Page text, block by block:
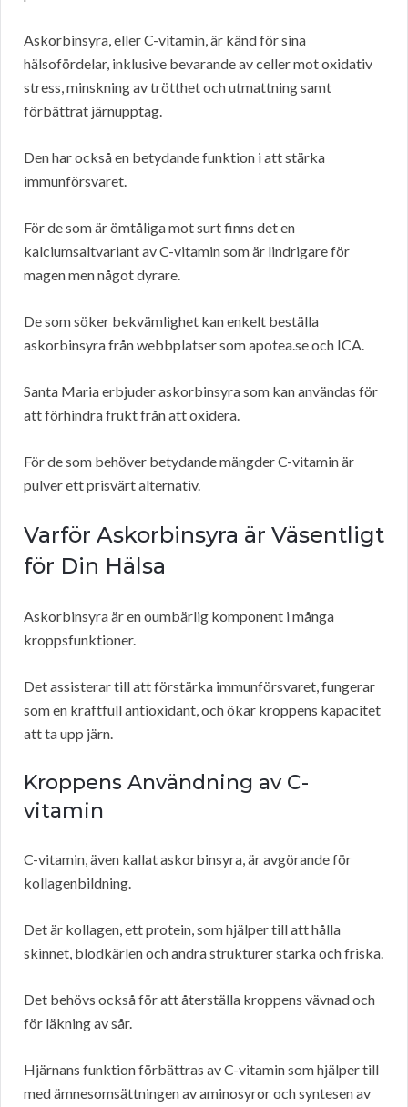
Askorbinsyra, eller C-vitamin, är känd för sina
hälsofördelar, inklusive bevarande av celler mot oxidativ
stress, minskning av trötthet och utmattning samt
förbättrat järnupptag.
Den har också en betydande funktion i att stärka
immunförsvaret.
För de som är ömtåliga mot surt finns det en
kalciumsaltvariant av C-vitamin som är lindrigare för
magen men något dyrare.
De som söker bekvämlighet kan enkelt beställa
askorbinsyra från webbplatser som apotea.se och ICA.
Santa Maria erbjuder askorbinsyra som kan användas för
att förhindra frukt från att oxidera.
För de som behöver betydande mängder C-vitamin är
pulver ett prisvärt alternativ.
Varför Askorbinsyra är Väsentligt
för Din Hälsa
Askorbinsyra är en oumbärlig komponent i många
kroppsfunktioner.
Det assisterar till att förstärka immunförsvaret, fungerar
som en kraftfull antioxidant, och ökar kroppens kapacitet
att ta upp järn.
Kroppens Användning av C-
vitamin
C-vitamin, även kallat askorbinsyra, är avgörande för
kollagenbildning.
Det är kollagen, ett protein, som hjälper till att hålla
skinnet, blodkärlen och andra strukturer starka och friska.
Det behövs också för att återställa kroppens vävnad och
för läkning av sår.
Hjärnans funktion förbättras av C-vitamin som hjälper till
med ämnesomsättningen av aminosyror och syntesen av